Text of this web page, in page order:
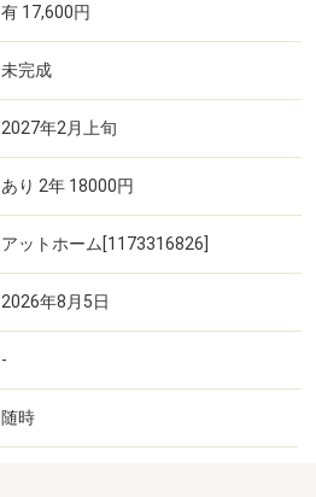
有 17,600円
未完成
2027年2月上旬
あり 2年 18000円
アットホーム[1173316826]
2026年8月5日
-
随時